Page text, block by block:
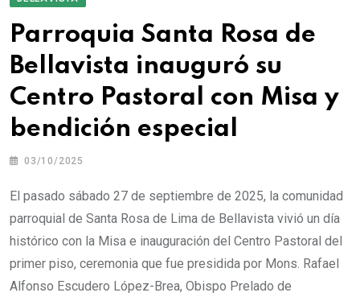
Parroquia Santa Rosa de
Bellavista inauguró su
Centro Pastoral con Misa y
bendición especial
03/10/2025
El pasado sábado 27 de septiembre de 2025, la comunidad
parroquial de Santa Rosa de Lima de Bellavista vivió un día
histórico con la Misa e inauguración del Centro Pastoral del
primer piso, ceremonia que fue presidida por Mons. Rafael
Alfonso Escudero López-Brea, Obispo Prelado de